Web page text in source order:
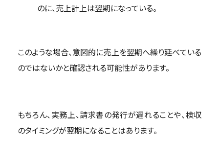
のに、売上計上は翌期になっている。
このような場合、意図的に売上を翌期へ繰り延べている
のではないかと確認される可能性があります。
もちろん、実務上、請求書の発行が遅れることや、検収
のタイミングが翌期になることはあります。